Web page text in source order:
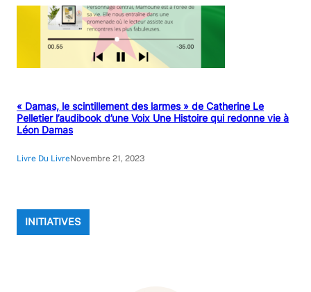
« Damas, le scintillement des larmes » de Catherine Le
Pelletier l’audibook d’une Voix Une Histoire qui redonne vie à
Léon Damas
Livre Du LivreNovembre 21, 2023
INITIATIVES